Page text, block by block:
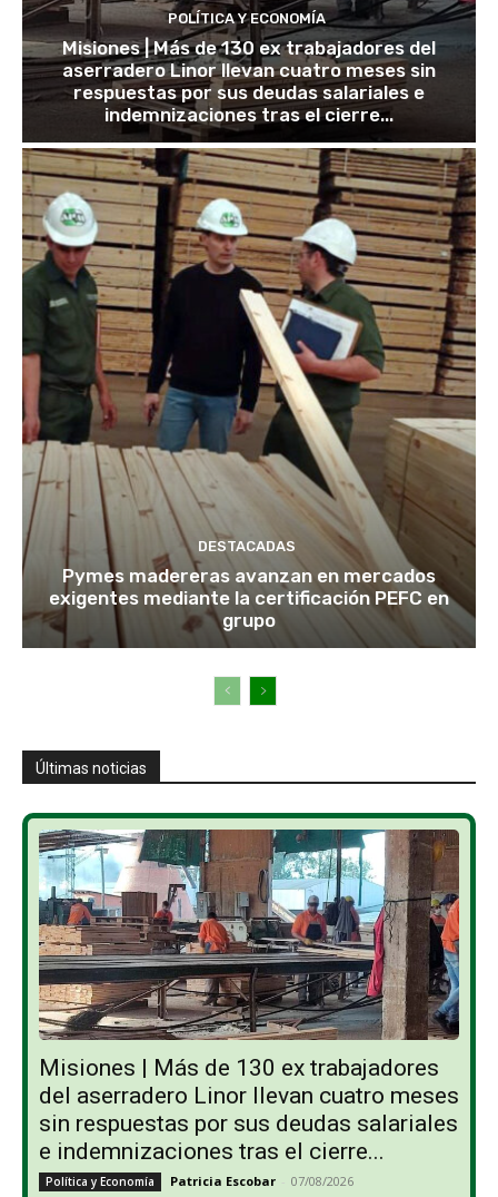
POLÍTICA Y ECONOMÍA
Misiones | Más de 130 ex trabajadores del
aserradero Linor llevan cuatro meses sin
respuestas por sus deudas salariales e
indemnizaciones tras el cierre...
DESTACADAS
Pymes madereras avanzan en mercados
exigentes mediante la certificación PEFC en
grupo
Últimas noticias
Misiones | Más de 130 ex trabajadores
del aserradero Linor llevan cuatro meses
sin respuestas por sus deudas salariales
e indemnizaciones tras el cierre...
Política y Economía Patricia Escobar - 07/08/2026